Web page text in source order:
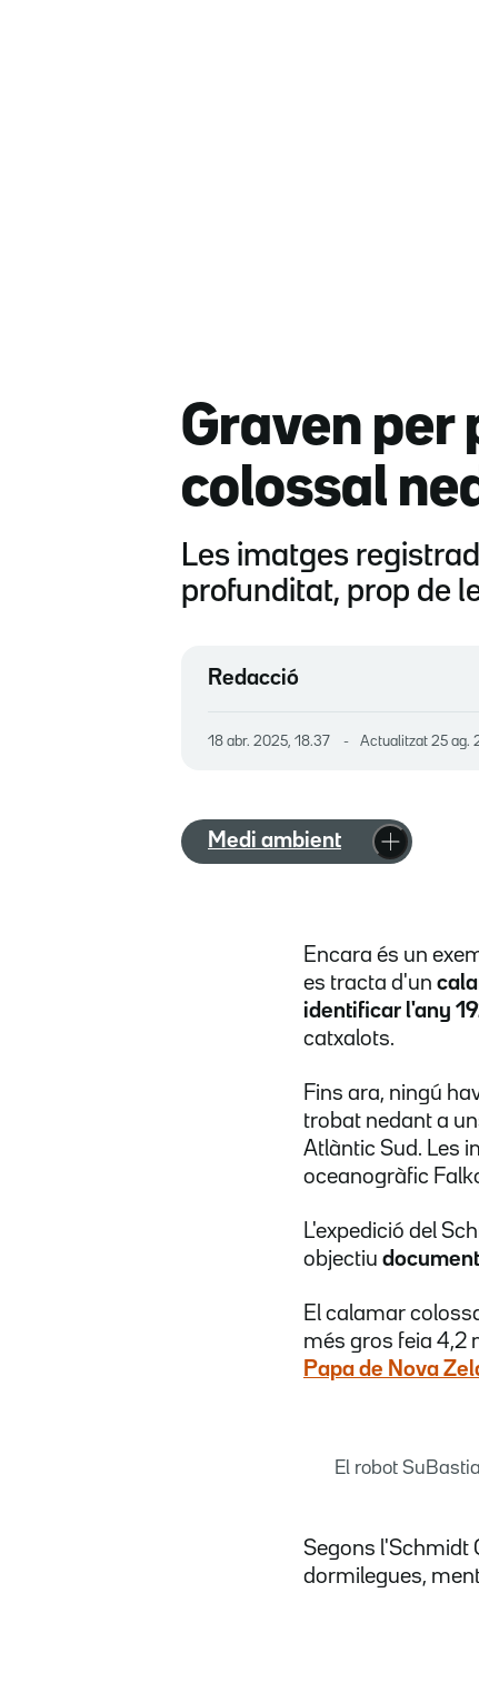
Graven per
colossal
Les imatges
profunditat, prop de
Redacció
18 abr. 2025, 18.37 Actualitzat 25 ag.
Medi ambient
Encara és un
es tracta d'un
identificar l'any
catxalots.
Fins ara, ningú
trobat nedant a
Atlàntic Sud. Les
oceanogràfic
L'expedició del
objectiu
El calamar
més gros feia 4,2
Papa de Nova
El robot
Segons l'Schmidt
dormilegues,